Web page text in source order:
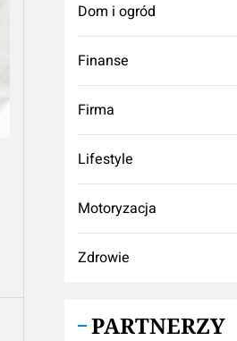
Dom i ogród
Finanse
Firma
Lifestyle
Motoryzacja
Zdrowie
PARTNERZY